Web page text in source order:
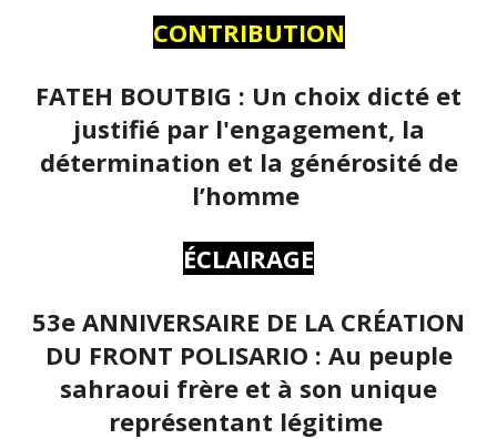
CONTRIBUTION
FATEH BOUTBIG : Un choix dicté et
justifié par l'engagement, la
détermination et la générosité de
l’homme
ÉCLAIRAGE
53e ANNIVERSAIRE DE LA CRÉATION
DU FRONT POLISARIO : Au peuple
sahraoui frère et à son unique
représentant légitime